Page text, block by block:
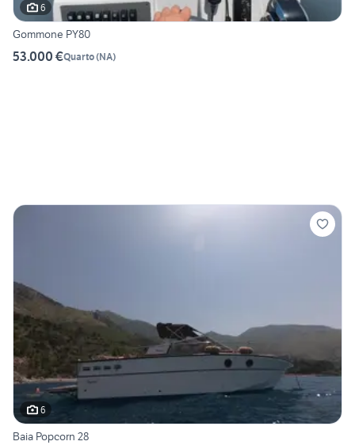
6
Gommone PY80
53.000 €Quarto(NA)
6
Baia Popcorn 28